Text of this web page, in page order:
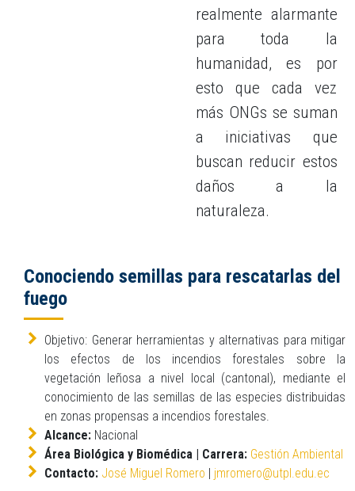
realmente alarmante
para toda la
humanidad, es por
esto que cada vez
más ONGs se suman
a iniciativas que
buscan reducir estos
daños a la
naturaleza.
Conociendo semillas para rescatarlas del
fuego
Objetivo: Generar herramientas y alternativas para mitigar
los efectos de los incendios forestales sobre la
vegetación leñosa a nivel local (cantonal), mediante el
conocimiento de las semillas de las especies distribuidas
en zonas propensas a incendios forestales.
Alcance: Nacional
Área Biológica y Biomédica | Carrera: Gestión Ambiental
Contacto: José Miguel Romero | jmromero@utpl.edu.ec